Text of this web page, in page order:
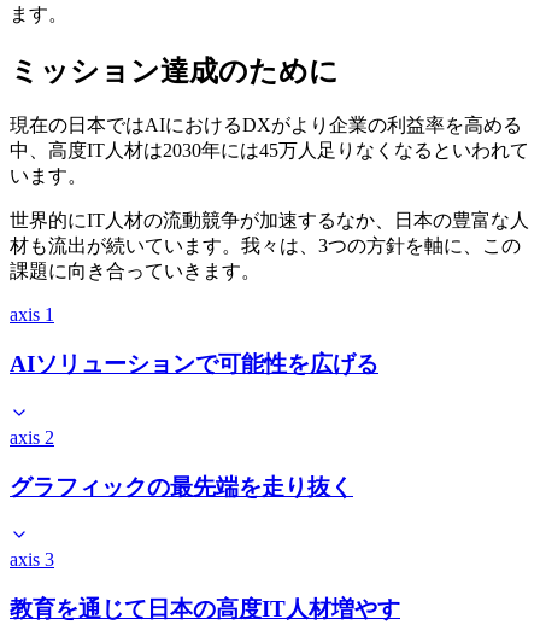
ます。
ミッション達成のために
現在の日本ではAIにおけるDXがより企業の利益率を高める
中、高度IT人材は2030年には45万人足りなくなるといわれて
います。
世界的にIT人材の流動競争が加速するなか、日本の豊富な人
材も流出が続いています。我々は、3つの方針を軸に、この
課題に向き合っていきます。
axis 1
AIソリューションで可能性を広げる
axis 2
グラフィックの最先端を走り抜く
axis 3
教育を通じて日本の高度IT人材増やす